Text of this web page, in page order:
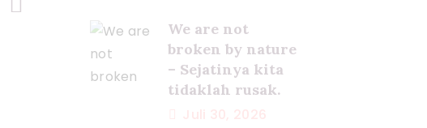
We are not
broken by nature
– Sejatinya kita
tidaklah rusak.